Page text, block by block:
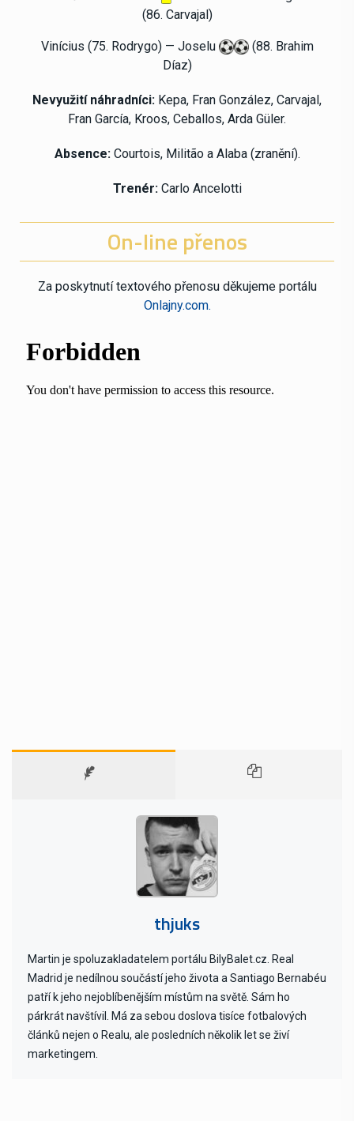
(86. Carvajal)
Vinícius (75. Rodrygo) — Joselu
(88. Brahim
Díaz)
Nevyužití náhradníci: Kepa, Fran González, Carvajal,
Fran García, Kroos, Ceballos, Arda Güler.
Absence:Courtois, Militão a Alaba (zranění).
Trenér: Carlo Ancelotti
On-line přenos
Za poskytnutí textového přenosu děkujeme portálu
Onlajny.com.
thjuks
Martin je spoluzakladatelem portálu BilyBalet.cz. Real
Madrid je nedílnou součástí jeho života a Santiago Bernabéu
patří k jeho nejoblíbenějším místům na světě. Sám ho
párkrát navštívil. Má za sebou doslova tisíce fotbalových
článků nejen o Realu, ale posledních několik let se živí
marketingem.